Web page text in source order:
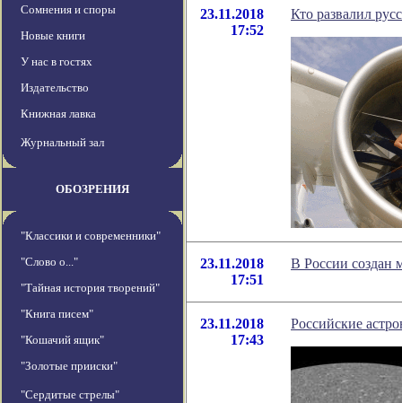
Сомнения и споры
Новые книги
У нас в гостях
Издательство
Книжная лавка
Журнальный зал
ОБОЗРЕНИЯ
"Классики и современники"
"Слово о..."
"Тайная история творений"
"Книга писем"
"Кошачий ящик"
"Золотые прииски"
"Сердитые стрелы"
23.11.2018
17:52
Кто развалил
23.11.2018
17:51
В России создан
23.11.2018
17:43
Российские